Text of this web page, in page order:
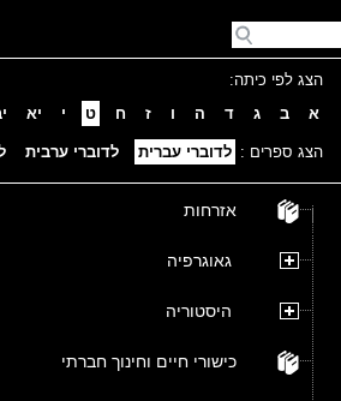
הצג לפי כיתה:
א
ב ג ד ה ו ז ח ט י יא
הצג ספרים : לדוברי עברית לדוברי ערבית
אזרחות
גאוגרפיה
היסטוריה
כישורי חיים וחינוך חברתי